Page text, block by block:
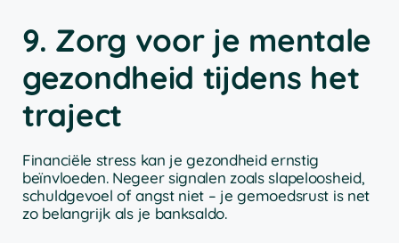
9. Zorg voor je mentale
gezondheid tijdens het
traject
Financiële stress kan je gezondheid ernstig
beïnvloeden. Negeer signalen zoals slapeloosheid,
schuldgevoel of angst niet – je gemoedsrust is net
zo belangrijk als je banksaldo.